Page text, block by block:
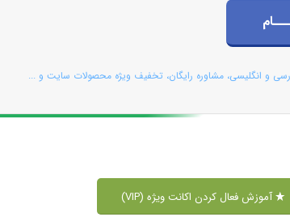
و انگلیسی، مشاوره رایگان، تخفیف ویژه محصولات سایت و ...
آموزش فعال کردن اکانت ویژه (VIP)